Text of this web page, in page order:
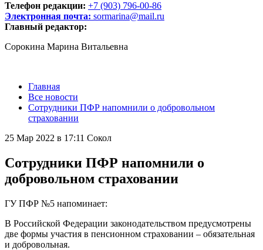
Телефон редакции: +7 (903) 796-00-86
Электронная почта: sormarina@mail.ru
Главный редактор:
Сорокина Марина Витальевна
Главная
Все новости
Сотрудники ПФР напомнили о добровольном
страховании
25 Мар 2022 в 17:11 Сокол
Сотрудники ПФР напомнили о
добровольном страховании
ГУ ПФР №5 напоминает:
В Российской Федерации законодательством предусмотрены
две формы участия в пенсионном страховании – обязательная
и добровольная.